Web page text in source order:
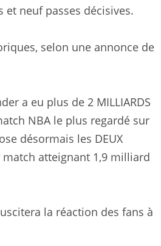
neuf passes décisives.
selon une annonce de
a eu plus de 2 MILLIARDS
NBA le plus regardé sur
désormais les DEUX
atteignant 1,9 milliard
la réaction des fans à